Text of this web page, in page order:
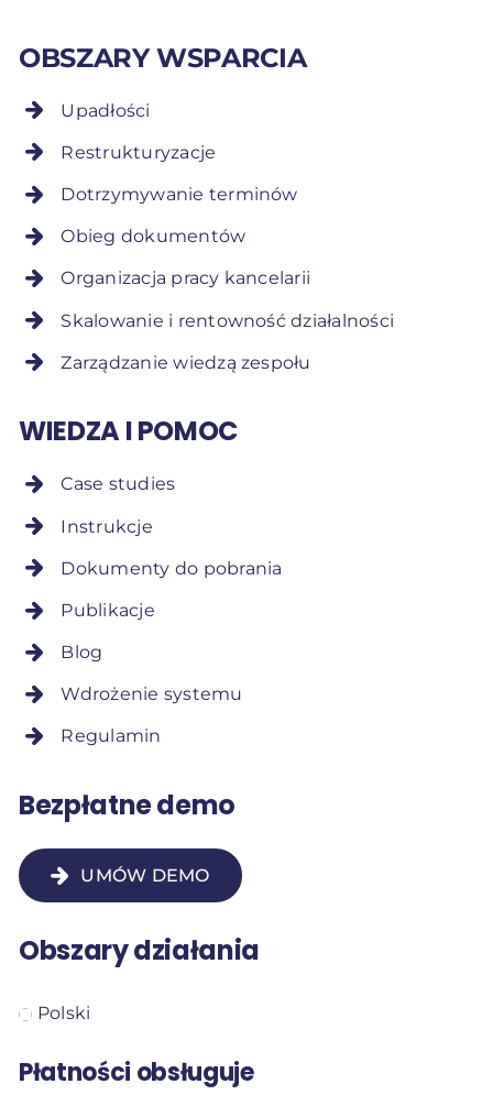
OBSZARY WSPARCIA
Upadłości
Restrukturyzacje
Dotrzymywanie terminów
Obieg dokumentów
Organizacja pracy kancelarii
Skalowanie i rentowność działalności
Zarządzanie wiedzą zespołu
WIEDZA I POMOC
Case studies
Instrukcje
Dokumenty do pobrania
Publikacje
Blog
Wdrożenie systemu
Regulamin
Bezpłatne demo
UMÓW DEMO
Obszary działania
Polski
Płatności obsługuje